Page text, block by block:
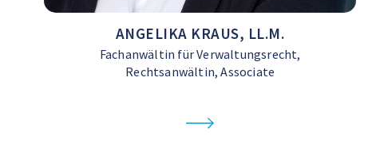
ANGELIKA KRAUS, LL.M.
Fachanwältin für Verwaltungsrecht,
Rechtsanwältin, Associate